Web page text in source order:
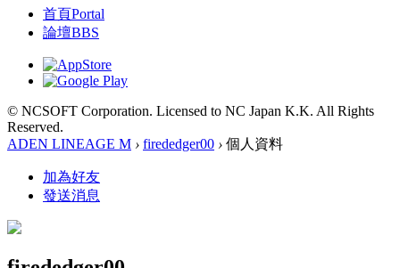
首頁Portal
論壇BBS
© NCSOFT Corporation. Licensed to NC Japan K.K. All Rights
Reserved.
ADEN LINEAGE M › firededger00 › 個人資料
加為好友
發送消息